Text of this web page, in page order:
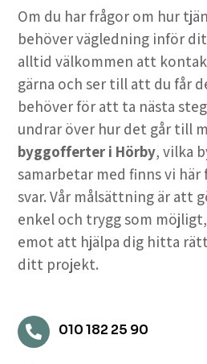
Om du har frågor om hur
behöver vägledning inför
alltid välkommen att
gärna och ser till att du får
behöver för att ta nästa
undrar över hur det går till
byggofferter i Hörby, vilka
samarbetar med finns vi
svar. Vår målsättning är att
enkel och trygg som
emot att hjälpa dig hitta
ditt projekt.
 010 182 25 90